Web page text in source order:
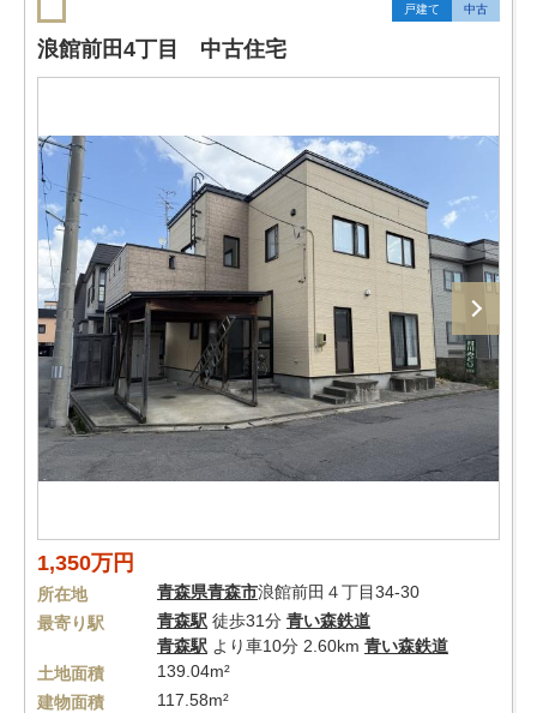
戸建て 中古
浪館前田4丁目 中古住宅
1,350万円
所在地 青森県青森市浪館前田４丁目34-30
最寄り駅
青森駅 徒歩31分 青い森鉄道
青森駅 より車10分 2.60km 青い森鉄道
土地面積
139.04m²
建物面積
117.58m²